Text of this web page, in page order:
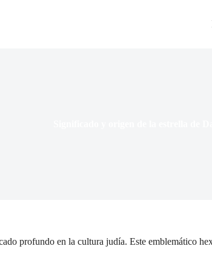
profundo en la cultura judía. Este emblemático